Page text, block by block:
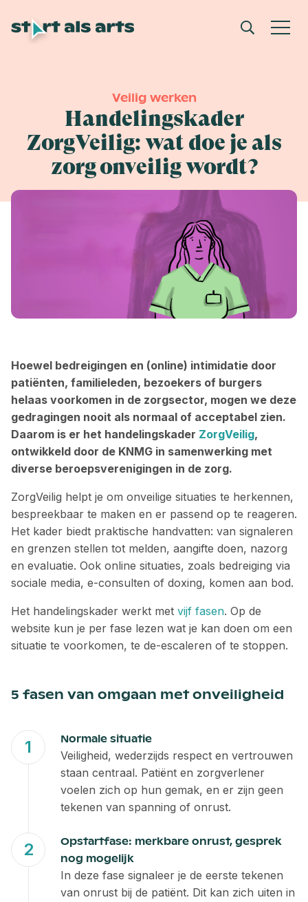
Veilig werken
Handelingskader
ZorgVeilig: wat doe je als
zorg onveilig wordt?
Hoewel bedreigingen en (online) intimidatie door
patiënten, familieleden, bezoekers of burgers
helaas voorkomen in de zorgsector, mogen we deze
gedragingen nooit als normaal of acceptabel zien.
Daarom is er het handelingskader ZorgVeilig,
ontwikkeld door de KNMG in samenwerking met
diverse beroepsverenigingen in de zorg.
ZorgVeilig helpt je om onveilige situaties te herkennen,
bespreekbaar te maken en er passend op te reageren.
Het kader biedt praktische handvatten: van signaleren
en grenzen stellen tot melden, aangifte doen, nazorg
en evaluatie. Ook online situaties, zoals bedreiging via
sociale media, e-consulten of doxing, komen aan bod.
Het handelingskader werkt met vijf fasen. Op de
website kun je per fase lezen wat je kan doen om een
situatie te voorkomen, te de-escaleren of te stoppen.
5 fasen van omgaan met onveiligheid
Normale situatie
Veiligheid, wederzijds respect en vertrouwen
staan centraal. Patiënt en zorgverlener
voelen zich op hun gemak, en er zijn geen
tekenen van spanning of onrust.
Opstartfase: merkbare onrust, gesprek
nog mogelijk
In deze fase signaleer je de eerste tekenen
van onrust bij de patiënt. Dit kan zich uiten in